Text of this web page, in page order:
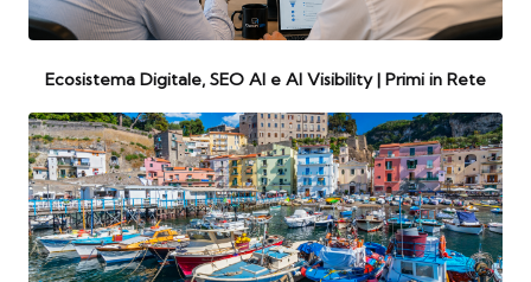
Ecosistema Digitale, SEO AI e AI Visibility | Primi in Rete